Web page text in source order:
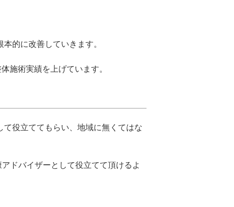
的に改善していきます。
施術実績を上げています。
役立ててもらい、地域に無くてはな
ドバイザーとして役立てて頂けるよ